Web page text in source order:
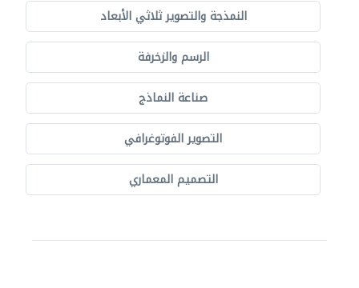
النمذجة والتصوير ثلاثي الأبعاد
الرسم والزخرفة
صناعة النماذج
التصوير الفوتوغرافي
التصميم المعماري